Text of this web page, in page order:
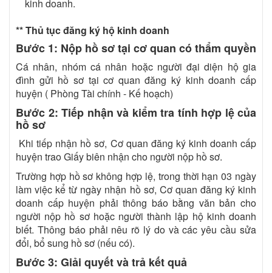
kinh doanh.
** Thủ tục đăng ký hộ kinh doanh
Bước 1: Nộp hồ sơ tại cơ quan có thẩm quyền
Cá nhân, nhóm cá nhân hoặc người đại diện hộ gia
đình gửi hồ sơ tại cơ quan đăng ký kinh doanh cấp
huyện ( Phòng Tài chính - Kế hoạch)
Bước 2: Tiếp nhận và kiểm tra tính hợp lệ của
hồ sơ
Khi tiếp nhận hồ sơ, Cơ quan đăng ký kinh doanh cấp
huyện trao Giấy biên nhận cho người nộp hồ sơ.
Trường hợp hồ sơ không hợp lệ, trong thời hạn 03 ngày
làm việc kể từ ngày nhận hồ sơ, Cơ quan đăng ký kinh
doanh cấp huyện phải thông báo bằng văn bản cho
người nộp hồ sơ hoặc người thành lập hộ kinh doanh
biết. Thông báo phải nêu rõ lý do và các yêu cầu sửa
đổi, bổ sung hồ sơ (nếu có).
Bước 3: Giải quyết và trả kết quả